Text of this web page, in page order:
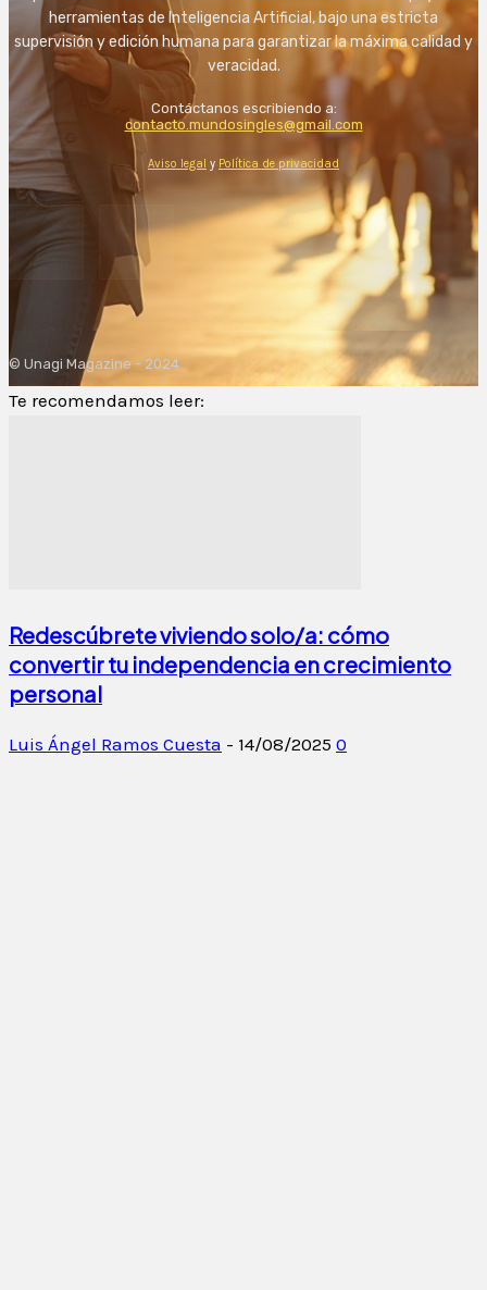
herramientas de Inteligencia Artificial, bajo una estricta
supervisión y edición humana para garantizar la máxima calidad y
veracidad.
Contáctanos escribiendo a:
contacto.mundosingles@gmail.com
Aviso legal y Política de privacidad
© Unagi Magazine - 2024
Te recomendamos leer:
Redescúbrete viviendo solo/a: cómo
convertir tu independencia en crecimiento
personal
Luis Ángel Ramos Cuesta - 14/08/2025 0